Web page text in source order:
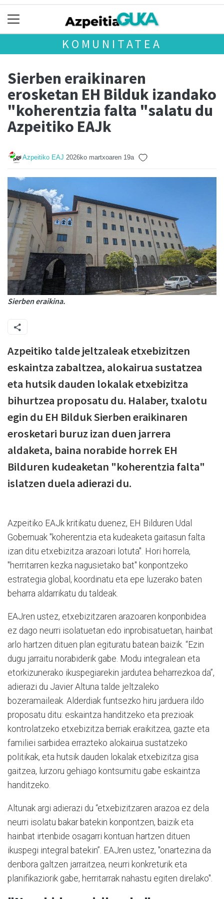
KOMUNITATEA
Sierben eraikinaren
erosketan EH Bilduk izandako
"koherentzia falta "salatu du
Azpeitiko EAJk
Azpeitiko EAJ 2026ko martxoaren 19a
Sierben eraikina.
Azpeitiko talde jeltzaleak etxebizitzen
eskaintza zabaltzea, alokairua sustatzea
eta hutsik dauden lokalak etxebizitza
bihurtzea proposatu du. Halaber, txalotu
egin du EH Bilduk Sierben eraikinaren
erosketari buruz izan duen jarrera
aldaketa, baina norabide horrek EH
Bilduren kudeaketan "koherentzia falta"
islatzen duela adierazi du.
Azpeitiko EAJk kritikatu duenez, EH Bilduren Udal
Gobernuak "koherentzia eta kudeaketa gaitasun falta
izan ditu etxebizitza arazoari lotuta". Hori horrela,
"herritarren kezka nagusietako bat" konpontzeko
estrategia global, koordinatu eta epe luzerako baten
beharra aldarrikatu du taldeak.
EAJren ustez, etxebizitzaren arazoaren konponbidea
ez dago neurri isolatuetan edo inprobisatuetan, hainbat
arlo hartzen dituen plan egituratu batean baizik. “Ezin
dugu jarraitu norabiderik gabe. Modu integralean eta
etorkizunerako ikuspegiarekin jardutea beharrezkoa da”,
adierazi du Javier Altuna talde jeltzaleko
bozeramaileak. Alderdiak funtsezko hiru jarduera ildo
proposatu ditu: eskaintza handitzeko eta prezioak
kontrolatzeko etxebizitza berriak eraikitzea, gazte eta
familiei sarbidea errazteko alokairua sustatzeko
politikak, eta hutsik dauden lokalak etxebizitza gisa
gaitzea, lurzoru gehiago kontsumitu gabe eskaintza
handitzeko.
Altunak argi adierazi du “etxebizitzaren arazoa ez dela
neurri isolatu bakar batekin konpontzen, baizik eta
hainbat irtenbide osagarri kontuan hartzen dituen
ikuspegi integral batekin”. EAJren ustez, "onartezina da
denbora galtzen jarraitzea, neurri konkreturik eta
planifikaziorik gabe, herritarrak nahastu egiten direlako".